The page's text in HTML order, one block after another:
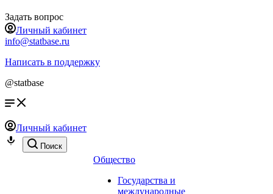
Задать вопрос
Личный кабинет
info@statbase.ru
Написать в поддержку
@statbase
Личный кабинет
Поиск
Общество
Государства и
международные